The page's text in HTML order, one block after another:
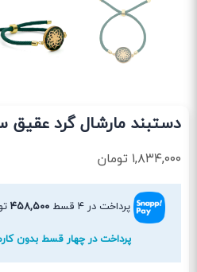
دستبند مارشال گرد عقیق
۱,۸۳۴,۰۰۰ تومان
پرداخت در ۴ قسط ۴۵۸,۵۰۰
پرداخت در چهار قسط بدون